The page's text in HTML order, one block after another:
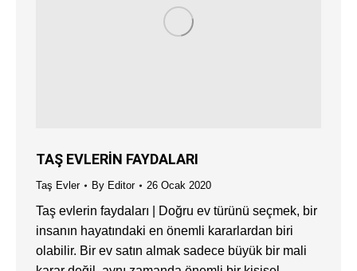
TAŞ EVLERİN FAYDALARI
Taş Evler By Editor 26 Ocak 2020
Taş evlerin faydaları | Doğru ev türünü seçmek, bir
insanın hayatındaki en önemli kararlardan biri
olabilir. Bir ev satın almak sadece büyük bir mali